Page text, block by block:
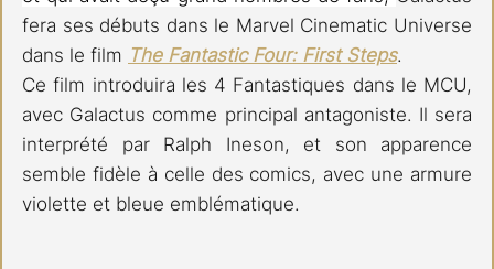
fera ses débuts dans le Marvel Cinematic Universe
dans le film The Fantastic Four: First Steps.
Ce film introduira les 4 Fantastiques dans le MCU,
avec Galactus comme principal antagoniste. Il sera
interprété par Ralph Ineson, et son apparence
semble fidèle à celle des comics, avec une armure
violette et bleue emblématique.